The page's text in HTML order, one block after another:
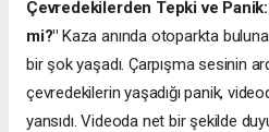
Çevredekilerden Tepki ve Panik:
mi?" Kaza anında otoparkta
bir şok yaşadı. Çarpışma sesinin
çevredekilerin yaşadığı panik,
yansıdı. Videoda net bir şekilde